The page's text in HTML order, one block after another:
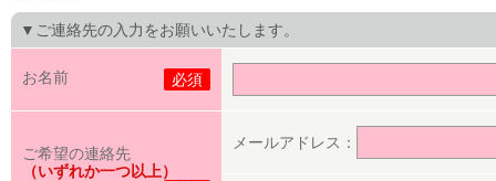
▼ご連絡先の入力をお願いいたします。
お名前 必須
ご希望の連絡先
（いずれか一つ以上）
メールアドレス：